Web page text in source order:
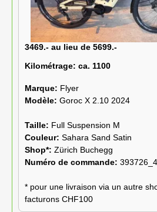
3469.- au lieu de 5699.-
Kilométrage: ca. 1100
Marque: Flyer
Modèle: Goroc X 2.10 2024
Taille: Full Suspension M
Couleur: Sahara Sand Satin
Shop*: Zürich Buchegg
Numéro de commande:
* pour une livraison via un autre
facturons CHF100